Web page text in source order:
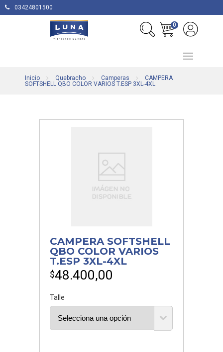
03424801500
0
Inicio Quebracho Camperas
CAMPERA
SOFTSHELL QBO COLOR VARIOS T.ESP 3XL-4XL
CAMPERA SOFTSHELL
QBO COLOR VARIOS
T.ESP 3XL-4XL
$48.400,00
Talle